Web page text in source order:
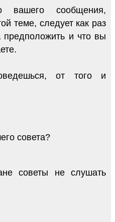
вашего сообщения,
теме, следует как раз
и что вы
от того и
совета?
советы не слушать